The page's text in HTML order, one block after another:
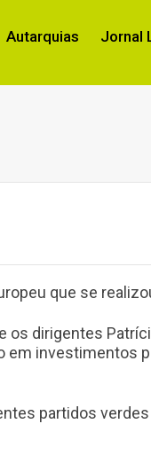
Autarquias Jornal
que se
os dirigentes
investimentos
partidos